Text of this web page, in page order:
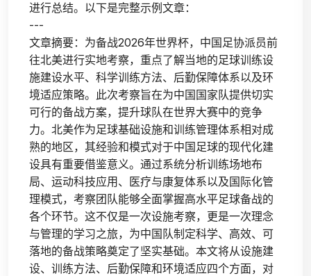
进行总结。以下是完整示例文章：
---
文章摘要：为备战2026年世界杯，中国足协派员前
往北美进行实地考察，重点了解当地的足球训练设
施建设水平、科学训练方法、后勤保障体系以及环
境适应策略。此次考察旨在为中国国家队提供切实
可行的备战方案，提升球队在世界大赛中的竞争
力。北美作为足球基础设施和训练管理体系相对成
熟的地区，其经验和模式对于中国足球的现代化建
设具有重要借鉴意义。通过系统分析训练场地布
局、运动科技应用、医疗与康复体系以及国际化管
理模式，考察团队能够全面掌握高水平足球备战的
各个环节。这不仅是一次设施考察，更是一次理念
与管理的学习之旅，为中国队制定科学、高效、可
落地的备战策略奠定了坚实基础。本文将从设施建
设、训练方法、后勤保障和环境适应四个方面，对